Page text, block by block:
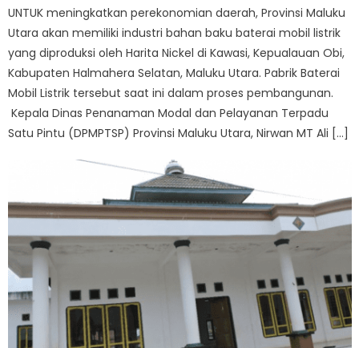
UNTUK meningkatkan perekonomian daerah, Provinsi Maluku
Utara akan memiliki industri bahan baku baterai mobil listrik
yang diproduksi oleh Harita Nickel di Kawasi, Kepualauan Obi,
Kabupaten Halmahera Selatan, Maluku Utara. Pabrik Baterai
Mobil Listrik tersebut saat ini dalam proses pembangunan.
Kepala Dinas Penanaman Modal dan Pelayanan Terpadu
Satu Pintu (DPMPTSP) Provinsi Maluku Utara, Nirwan MT Ali […]